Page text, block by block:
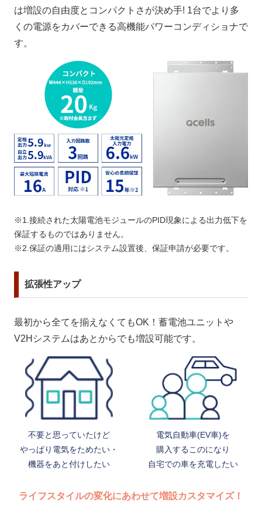
は増設の自由度とコンパクトさが決め手! 1台でより多
くの電源をカバーできる高機能パワーコンディショナで
す。
※1.接続された太陽電池モジュールのPID現象による出力低下を
保証するものではありません。
※2.保証の適用にはシステム設置後、保証申請が必要です。
拡張性アップ
最初から全てを揃えなくてもOK！蓄電池ユニットや
V2Hシステムはあとからでも増設可能です。
不要と思っていたけど
やっぱり電気をためたい・
機器をあと付けしたい
電気自動車(EV車)を
購入するこのになり
自宅での車を充電したい
ライフスタイルの変化にあわせて増設カスタマイズ！